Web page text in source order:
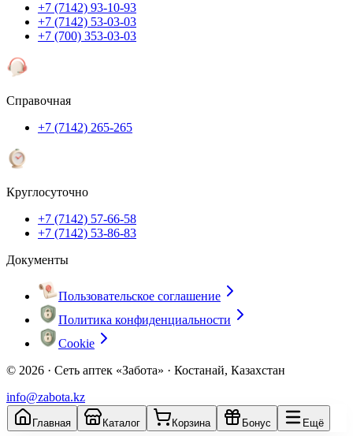
+7 (7142) 93-10-93
+7 (7142) 53-03-03
+7 (700) 353-03-03
Справочная
+7 (7142) 265-265
Круглосуточно
+7 (7142) 57-66-58
+7 (7142) 53-86-83
Документы
Пользовательское соглашение
Политика конфиденциальности
Cookie
© 2026 · Сеть аптек «Забота» · Костанай, Казахстан
info@zabota.kz
Главная Каталог Корзина Бонус Ещё